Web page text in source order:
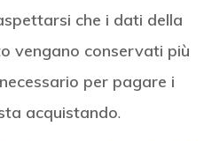
che i dati della
vengano conservati più
per pagare i
acquistando.